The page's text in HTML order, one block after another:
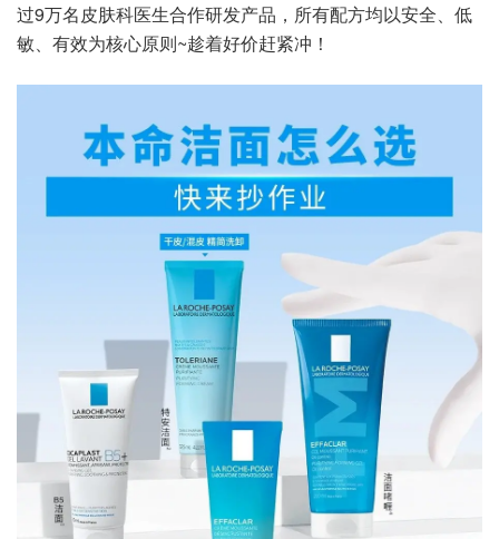
过9万名皮肤科医生合作研发产品，所有配方均以安全、低
敏、有效为核心原则~趁着好价赶紧冲！